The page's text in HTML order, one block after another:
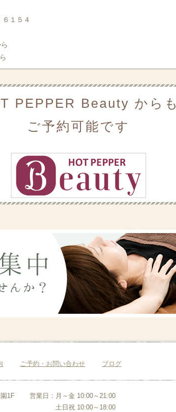
１５４
PEPPER Beauty からも
ご予約可能です
ご予約・お問い合わせ ブログ
1F
営業日： 月～金 10:00～21:00
土日祝 10:00～18:00